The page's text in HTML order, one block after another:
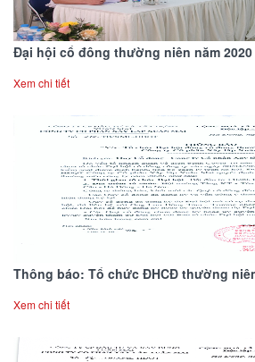
Đại hội cổ đông thường niên năm 2020
Xem chi tiết
Thông báo: Tổ chức ĐHCĐ thường
Xem chi tiết